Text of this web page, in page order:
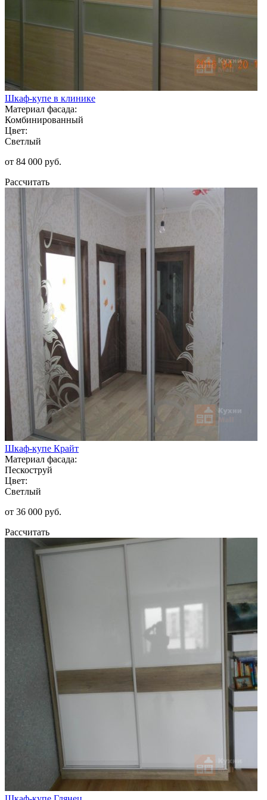
Шкаф-купе в клинике
Материал фасада:
Комбинированный
Цвет:
Светлый
от 84 000 руб.
Рассчитать
Шкаф-купе Крайт
Материал фасада:
Пескоструй
Цвет:
Светлый
от 36 000 руб.
Рассчитать